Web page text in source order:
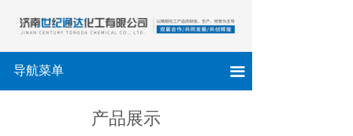
끀
导航菜单
产品展示